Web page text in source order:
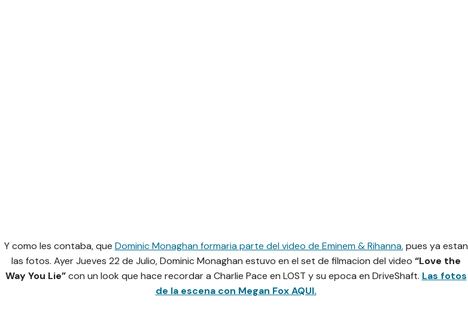
Y como les contaba, que Dominic Monaghan formaria parte del video de Eminem & Rihanna. pues ya estan
las fotos. Ayer Jueves 22 de Julio, Dominic Monaghan estuvo en el set de filmacion del video “Love the
Way You Lie”con un look que hace recordar a Charlie Pace en LOST y su epoca en DriveShaft. Las fotos
de la escena con Megan Fox AQUI.